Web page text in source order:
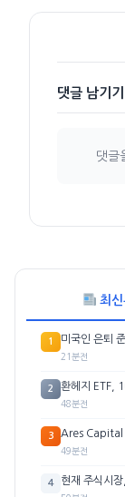
댓글 남기기
댓글
최
1 미국인 은퇴
21분전
2 환헤지 ETF,
48분전
3 Ares Capital
49분전
4 현재 주식시